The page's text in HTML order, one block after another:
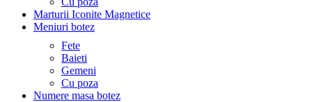
Marturii Iconite Magnetice
Meniuri botez
Fete
Baieti
Gemeni
Cu poza
Numere masa botez